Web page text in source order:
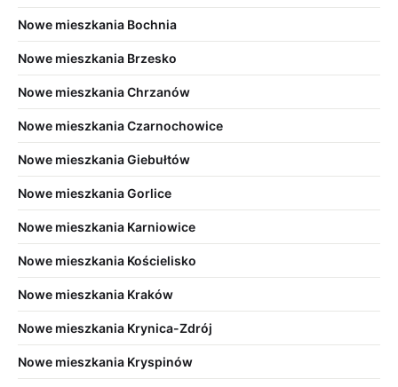
Nowe mieszkania Bochnia
Nowe mieszkania Brzesko
Nowe mieszkania Chrzanów
Nowe mieszkania Czarnochowice
Nowe mieszkania Giebułtów
Nowe mieszkania Gorlice
Nowe mieszkania Karniowice
Nowe mieszkania Kościelisko
Nowe mieszkania Kraków
Nowe mieszkania Krynica-Zdrój
Nowe mieszkania Kryspinów